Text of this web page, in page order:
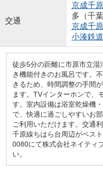
交通
京成千
多（千
京成千
小湊鉄道
徒歩5分の距離に市原市立
き機能付きのお風呂です。
きるため、時間調整の手間
ます。TVインターホンで、
す。室内設備は浴室乾燥機
で、快適に過ごしやすいお
ご利用いただけます。交通
千原線ちはら台周辺がベス
0080にて株式会社ネイティ
い。